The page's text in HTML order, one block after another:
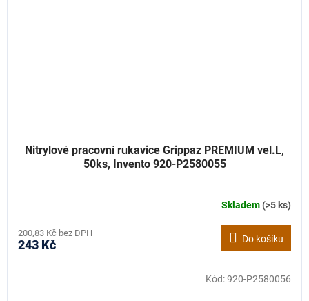
Nitrylové pracovní rukavice Grippaz PREMIUM vel.L,
50ks, Invento 920-P2580055
Skladem(>5 ks)
200,83 Kč bez DPH
243 Kč Do košíku
Kód:920-P2580056